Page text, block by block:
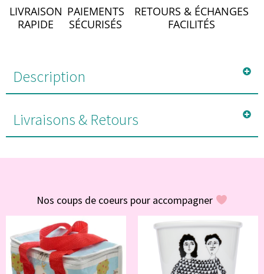
LIVRAISON
RAPIDE
PAIEMENTS
SÉCURISÉS
RETOURS & ÉCHANGES
FACILITÉS
Description
Livraisons & Retours
Nos coups de coeurs pour accompagner